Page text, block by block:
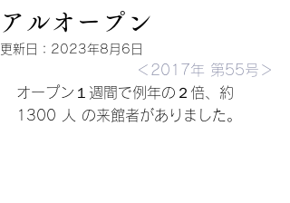
アルオープン
更新日： 2023年8月6日
＜2017年 第55号＞
オープン１週間で例年の２倍、約
1300 人 の来館者がありました。